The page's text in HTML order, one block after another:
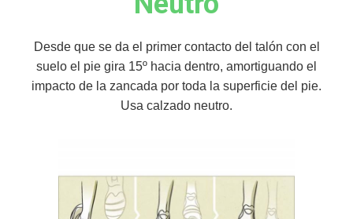
Desde que se da el primer contacto del talón con el
suelo el pie gira 15º hacia dentro, amortiguando el
impacto de la zancada por toda la superficie del pie.
Usa calzado neutro.